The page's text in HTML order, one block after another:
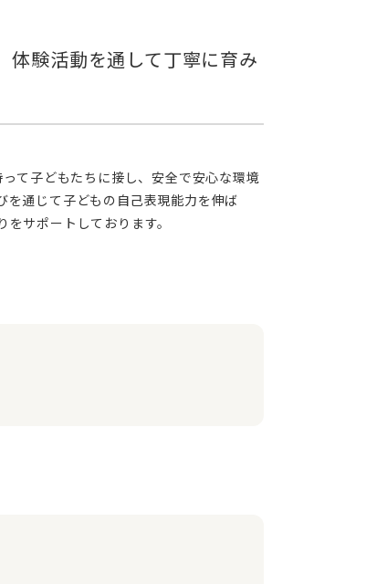
を通じて子どもの自己表現能力を伸ば
サポートしております。